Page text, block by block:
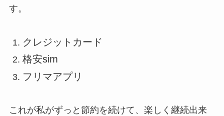
す。
クレジットカード
格安sim
フリマアプリ
これが私がずっと節約を続けて、楽しく継続出来